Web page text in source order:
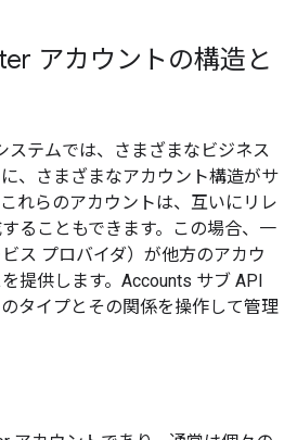
アカウントの構造と
ステムでは、さまざまなビジネス
、さまざまなアカウント構造がサ
れらのアカウントは、互いにリレ
ることもできます。この場合、一
ス プロバイダ）が他方のアカウ
提供します。Accounts サブ API
タイプとその関係を操作して管理